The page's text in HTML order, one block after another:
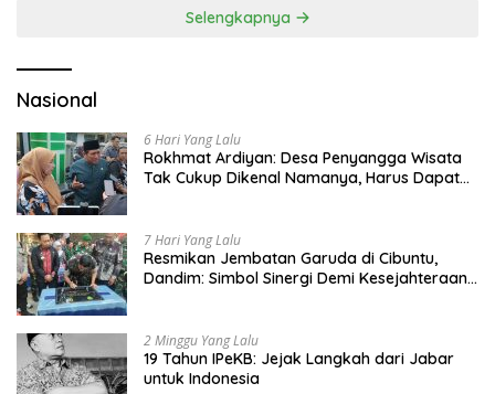
Selengkapnya
Nasional
6 Hari Yang Lalu
Rokhmat Ardiyan: Desa Penyangga Wisata
Tak Cukup Dikenal Namanya, Harus Dapat
7 Hari Yang Lalu
Resmikan Jembatan Garuda di Cibuntu,
Dandim: Simbol Sinergi Demi Kesejahteraan
2 Minggu Yang Lalu
19 Tahun IPeKB: Jejak Langkah dari Jabar
untuk Indonesia